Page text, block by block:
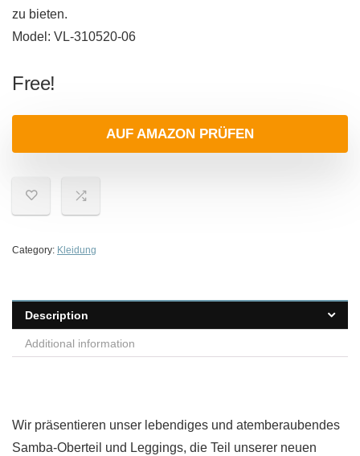
zu bieten.
Model: VL-310520-06
Free!
AUF AMAZON PRÜFEN
Category: Kleidung
Description
Additional information
Wir präsentieren unser lebendiges und atemberaubendes
Samba-Oberteil und Leggings, die Teil unserer neuen